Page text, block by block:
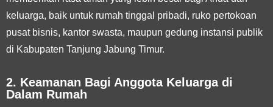
keluarga, baik untuk rumah tinggal pribadi, ruko pertokoan
pusat bisnis, kantor swasta, maupun gedung instansi publik
di Kabupaten Tanjung Jabung Timur.
2. Keamanan Bagi Anggota Keluarga di
Dalam Rumah